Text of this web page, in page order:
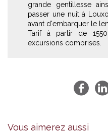
grande gentillesse
passer une nuit à
avant d'embarquer le
Tarif à partir de
excursions comprises.
Vous aimerez aussi